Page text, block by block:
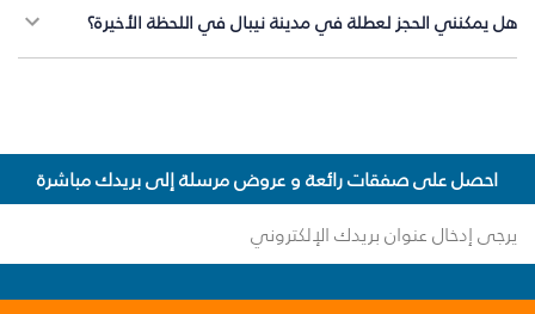
هل يمكنني الحجز لعطلة في مدينة نيبال في اللحظة الأخيرة؟
احصل على صفقات رائعة و عروض مرسلة إلى بريدك مباشرة